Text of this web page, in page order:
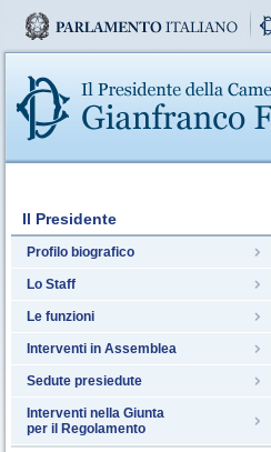
Il Presidente
Profilo biografico
Lo Staff
Le funzioni
Interventi in Assemblea
Sedute presiedute
Interventi nella Giunta
per il Regolamento